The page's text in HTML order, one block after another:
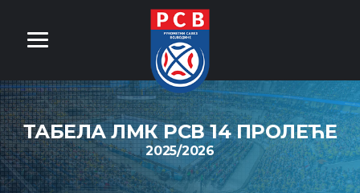
ТАБЕЛА ЛМК РСВ 14 ПРОЛЕЋЕ
2025/2026